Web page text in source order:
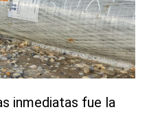
inmediatas fue la